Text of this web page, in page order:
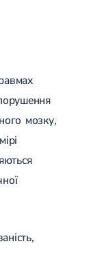
мозку,